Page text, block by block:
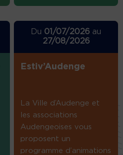
Du 01/07/2026 au
27/08/2026
Estiv’Audenge
La Ville d’Audenge et
les associations
Audengeoises vous
proposent un
programme d’animations